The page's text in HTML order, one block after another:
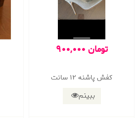
900,000 تومان
کفش پاشنه ۱۲ سانت
ببینم